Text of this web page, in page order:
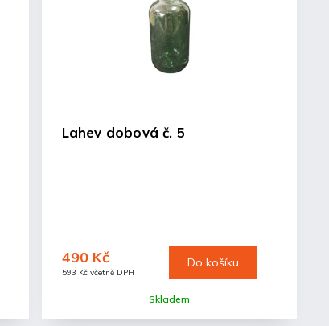
Lahev dobová č. 5
Skladem
593 Kč včetně DPH
490 Kč Do košíku